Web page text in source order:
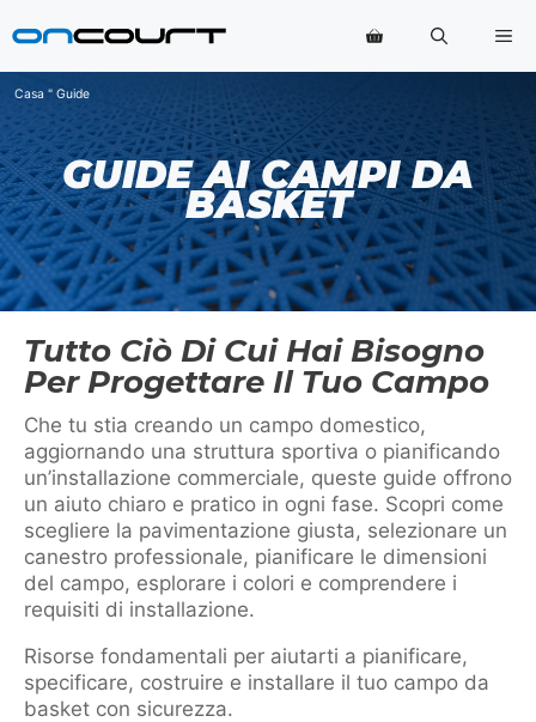
al
Casa " Guide
GUIDE AI CAMPI DA
BASKET
Tutto Ciò Di Cui Hai Bisogno
Per Progettare Il Tuo Campo
Che tu stia creando un campo domestico,
aggiornando una struttura sportiva o pianificando
un’installazione commerciale, queste guide offrono
un aiuto chiaro e pratico in ogni fase. Scopri come
scegliere la pavimentazione giusta, selezionare un
canestro professionale, pianificare le dimensioni
del campo, esplorare i colori e comprendere i
requisiti di installazione.
Risorse fondamentali per aiutarti a pianificare,
specificare, costruire e installare il tuo campo da
basket con sicurezza.